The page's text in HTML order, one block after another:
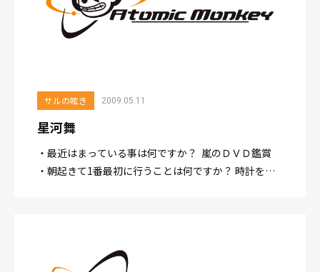
サルの呟き 2009.05.11
星河舞
・最近はまっている事は何ですか？ 嵐のＤＶＤ鑑賞
・朝起きて1番最初に行うことは何ですか？ 時計を見